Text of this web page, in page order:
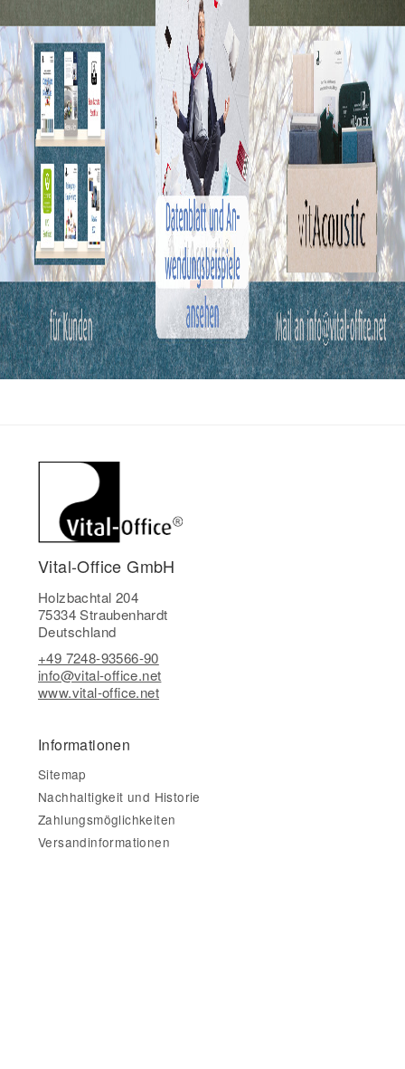
Vital-Office GmbH
Holzbachtal 204
75334 Straubenhardt
Deutschland
+49 7248-93566-90
info@vital-office.net
www.vital-office.net
Informationen
Sitemap
Nachhaltigkeit und Historie
Zahlungsmöglichkeiten
Versandinformationen